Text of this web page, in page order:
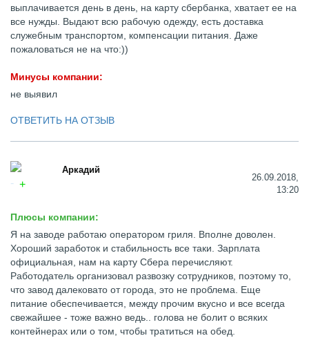
выплачивается день в день, на карту сбербанка, хватает ее на
все нужды. Выдают всю рабочую одежду, есть доставка
служебным транспортом, компенсации питания. Даже
пожаловаться не на что:))
Минусы компании:
не выявил
ОТВЕТИТЬ НА ОТЗЫВ
Аркадий
26.09.2018,
13:20
Плюсы компании:
Я на заводе работаю оператором гриля. Вполне доволен.
Хороший заработок и стабильность все таки. Зарплата
официальная, нам на карту Сбера перечисляют.
Работодатель организовал развозку сотрудников, поэтому то,
что завод далековато от города, это не проблема. Еще
питание обеспечивается, между прочим вкусно и все всегда
свежайшее - тоже важно ведь.. голова не болит о всяких
контейнерах или о том, чтобы тратиться на обед.